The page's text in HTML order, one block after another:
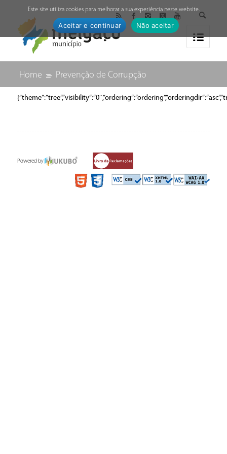
Home Prevenção de Corrupção
Powered by
Este site utiliza cookies para melhorar a sua experiência neste website.
Aceitar e continuar Não aceitar